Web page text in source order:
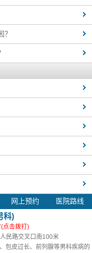
网上预约 医院路线
科)
点击拨打)
民路交叉口南100米
包皮过长、前列腺等男科疾病的